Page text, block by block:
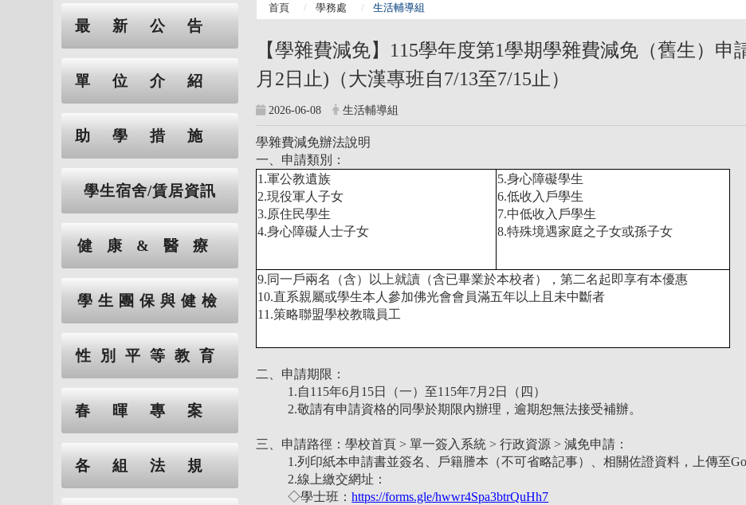
最新公告
單位介紹
助學措施
學生宿舍/賃居資訊
健康&醫療
學生團保與健檢
性別平等教育
春暉專案
各組法規
首頁 學務處 生活輔導組
【學雜費減免】115學年度第1學期學雜費減免（舊生）申
月2日止)（大漢專班自7/13至7/15止）
2026-06-08 生活輔導組
學雜費減免辦法說明
一、申請類別：
1.軍公教遺族
2.現役軍人子女
3.原住民學生
4.身心障礙人士子女
5.身心障礙學生
6.低收入戶學生
7.中低收入戶學生
8.特殊境遇家庭之子女或孫子女
9.同一戶兩名（含）以上就讀（含已畢業於本校者），第二名起即享有本優惠
10.直系親屬或學生本人參加佛光會會員滿五年以上且未中斷者
11.策略聯盟學校教職員工
二、申請期限：
1.自115年6月15日（一）至115年7月2日（四）
2.敬請有申請資格的同學於期限內辦理，逾期恕無法接受補辦。
三、申請路徑：學校首頁 > 單一簽入系統 > 行政資源 > 減免申請：
1.列印紙本申請書並簽名、戶籍謄本（不可省略記事）、相關佐證資料，上傳至
2.線上繳交網址 ：
◇學士班：https://forms.gle/hwwr4Spa3btrQuHh7